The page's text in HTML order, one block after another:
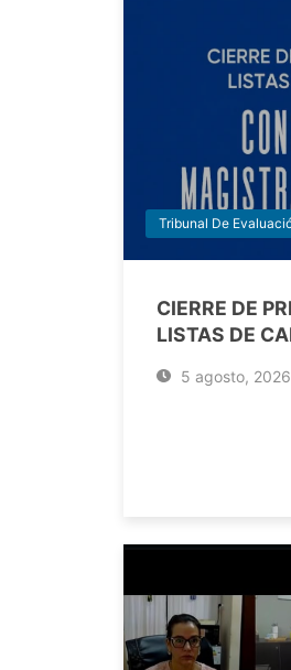
Tribunal De
CIERRE DE
LISTAS DE
5 agosto, 2026